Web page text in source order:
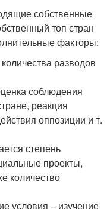
собственные
топ стран
факторы:
разводов
соблюдения
реакция
оппозиции и т.
степень
проекты,
количество
условия – изучение